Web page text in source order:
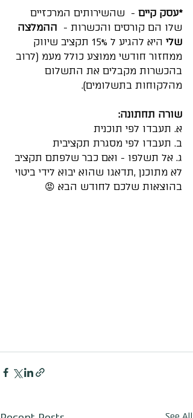
*עסק קיים -  שהשירותים המרכזיים
שלו הם קורסים והכשרות - ההמלצה
שלי
היא להגיע ל 15% תקציב שיווק
ממחזור חודשי ממוצע כולל מעמ (לרוב
בהכשרות מקבלים את התשלום
מהלקוחות בתשלומים).
שורה תחתונה:
א. תעבדו לפי תוכנית
ב. תעבדו לפי מסגרת תקציבית
ג. אל תשלפו - ואם כבר שלפתם תקציב
לא מתוכנן ,תדאגו שהוא יבוא לידי ביטוי
בהוצאות שלכם לחודש הבא 😡